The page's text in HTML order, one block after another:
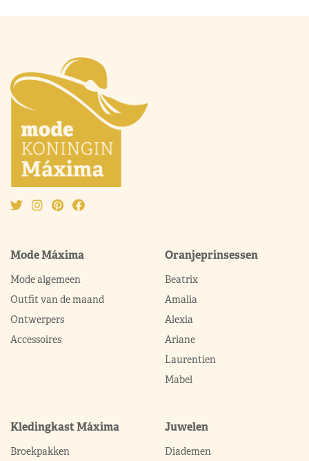
Mode Máxima
Mode algemeen
Outfit van de maand
Ontwerpers
Accessoires
Oranjeprinsessen
Beatrix
Amalia
Alexia
Ariane
Laurentien
Mabel
Kledingkast Máxima
Broekpakken
Juwelen
Diademen